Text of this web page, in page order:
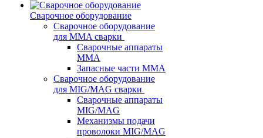
Сварочное оборудование
Сварочное оборудование
для MMA сварки
Сварочные аппараты
MMA
Запасные части MMA
Сварочное оборудование
для MIG/MAG сварки
Сварочные аппараты
MIG/MAG
Механизмы подачи
проволоки MIG/MAG